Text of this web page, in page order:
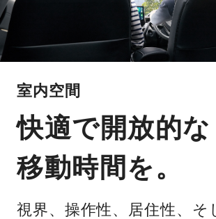
室内空間
快適で開放的な
移動時間を。
視界、操作性、居住性、そ